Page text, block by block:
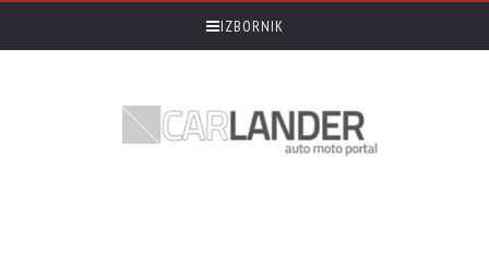
IZBORNIK